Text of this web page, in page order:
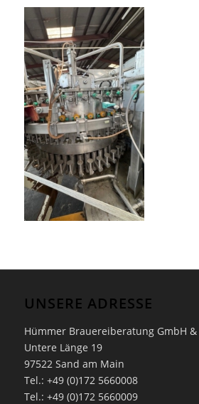
UNSERE ADRESSE
Hümmer Brauereiberatung GmbH &
Untere Länge 19
97522 Sand am Main
Tel.: +49 (0)172 5660008
Tel.: +49 (0)172 5660009